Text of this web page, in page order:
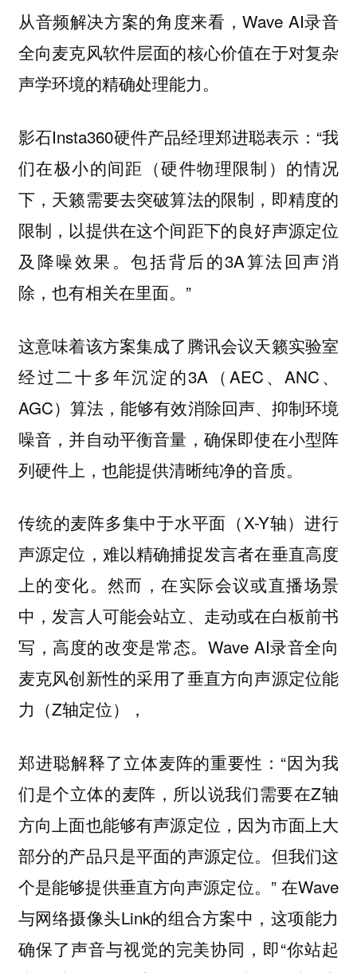
从音频解决方案的角度来看，Wave AI录音
全向麦克风软件层面的核心价值在于对复杂
声学环境的精确处理能力。
影石Insta360硬件产品经理郑进聪表示：“我
们在极小的间距（硬件物理限制）的情况
下，天籁需要去突破算法的限制，即精度的
限制，以提供在这个间距下的良好声源定位
及降噪效果。包括背后的3A算法回声消
除，也有相关在里面。”
这意味着该方案集成了腾讯会议天籁实验室
经过二十多年沉淀的3A（AEC、ANC、
AGC）算法，能够有效消除回声、抑制环境
噪音，并自动平衡音量，确保即使在小型阵
列硬件上，也能提供清晰纯净的音质。
传统的麦阵多集中于水平面（X-Y轴）进行
声源定位，难以精确捕捉发言者在垂直高度
上的变化。然而，在实际会议或直播场景
中，发言人可能会站立、走动或在白板前书
写，高度的改变是常态。Wave AI录音全向
麦克风创新性的采用了垂直方向声源定位能
力（Z轴定位），
郑进聪解释了立体麦阵的重要性：“因为我
们是个立体的麦阵，所以说我们需要在Z轴
方向上面也能够有声源定位，因为市面上大
部分的产品只是平面的声源定位。但我们这
个是能够提供垂直方向声源定位。” 在Wave
与网络摄像头Link的组合方案中，这项能力
确保了声音与视觉的完美协同，即“你站起